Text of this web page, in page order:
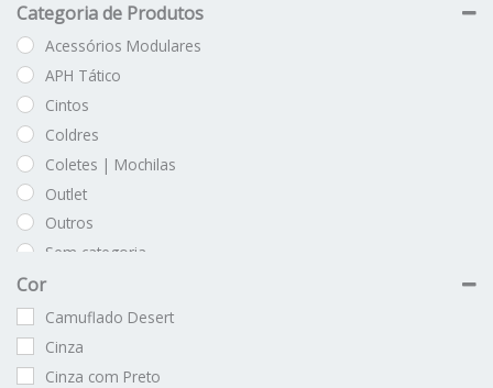
Categoria de Produtos
Acessórios Modulares
APH Tático
Cintos
Coldres
Coletes | Mochilas
Outlet
Outros
Sem categoria
Vestuário
Cor
Camuflado Desert
Cinza
Cinza com Preto